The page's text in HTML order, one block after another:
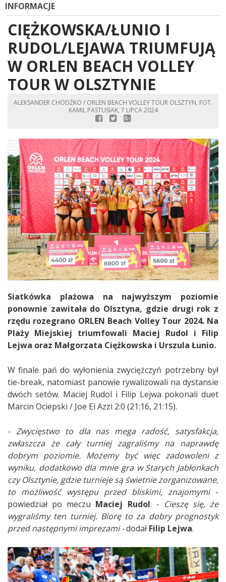
INFORMACJE
CIĘŻKOWSKA/ŁUNIO I
RUDOL/LEJAWA TRIUMFUJĄ
W ORLEN BEACH VOLLEY
TOUR W OLSZTYNIE
ALEKSANDER CHODŹKO / ORLEN BEACH VOLLEY TOUR OLSZTYN, FOT.
KAMIL PASTUSIAK, 7 LIPCA 2024
Siatkówka plażowa na najwyższym poziomie
ponownie zawitała do Olsztyna, gdzie drugi rok z
rzędu rozegrano ORLEN Beach Volley Tour 2024. Na
Plaży Miejskiej triumfowali Maciej Rudol i Filip
Lejwa oraz Małgorzata Ciężkowska i Urszula Łunio.
W finale pań do wyłonienia zwyciężczyń potrzebny był
tie-break, natomiast panowie rywalizowali na dystansie
dwóch setów. Maciej Rudol i Filip Lejwa pokonali duet
Marcin Ociepski / Joe El Azzi 2:0 (21:16, 21:15).
- Zwycięstwo to dla nas mega radość, satysfakcja,
zwłaszcza że cały turniej zagraliśmy na naprawdę
dobrym poziomie. Możemy być więc zadowoleni z
wyniku, dodatkowo dla mnie gra w Starych Jabłonkach
czy Olsztynie, gdzie turnieje są świetnie zorganizowane,
to możliwość występu przed bliskimi, znajomymi -
powiedział po meczu Maciej Rudol. - Cieszę się, że
wygraliśmy ten turniej. Biorę to za dobry prognostyk
przed następnymi imprezami -dodał Filip Lejwa.